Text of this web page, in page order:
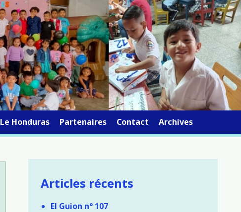
Le Honduras Partenaires Contact Archives
Articles récents
El Guion n° 107